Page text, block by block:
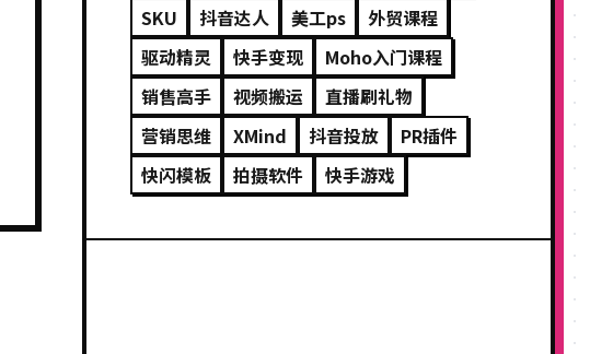
SKU
抖音达人 美工ps
外贸课程
驱动精灵
快手变现
Moho入门课程
销售高手
视频搬运
直播刷礼物
营销思维
XMind 抖音投放
PR插件
快闪模板
拍摄软件 快手游戏